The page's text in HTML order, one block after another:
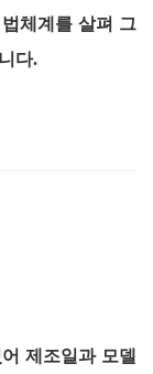
체계를 살펴 그
다.
제조일과 모델